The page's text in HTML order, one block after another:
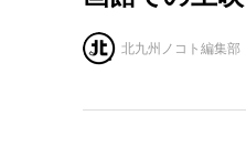
北九州ノコト編集部